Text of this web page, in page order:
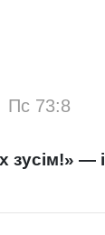
Пс 73:8
зусім!»